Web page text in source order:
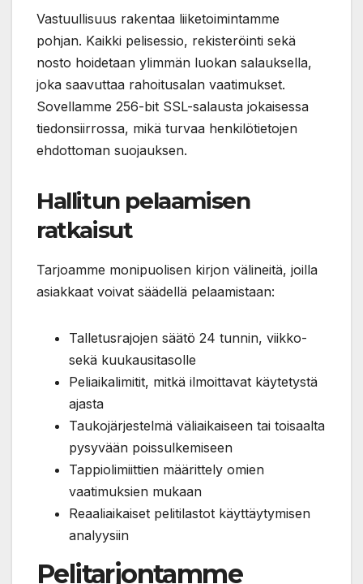
Vastuullisuus rakentaa liiketoimintamme
pohjan. Kaikki pelisessio, rekisteröinti sekä
nosto hoidetaan ylimmän luokan salauksella,
joka saavuttaa rahoitusalan vaatimukset.
Sovellamme 256-bit SSL-salausta jokaisessa
tiedonsiirrossa, mikä turvaa henkilötietojen
ehdottoman suojauksen.
Hallitun pelaamisen
ratkaisut
Tarjoamme monipuolisen kirjon välineitä, joilla
asiakkaat voivat säädellä pelaamistaan:
Talletusrajojen säätö 24 tunnin, viikko-
sekä kuukausitasolle
Peliaikalimitit, mitkä ilmoittavat käytetystä
ajasta
Taukojärjestelmä väliaikaiseen tai toisaalta
pysyvään poissulkemiseen
Tappiolimiittien määrittely omien
vaatimuksien mukaan
Reaaliaikaiset pelitilastot käyttäytymisen
analyysiin
Pelitarjontamme